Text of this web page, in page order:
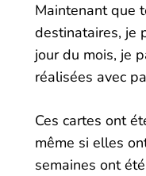
Maintenant que
destinataires, je
jour du mois, je
réalisées avec
Ces cartes ont
même si elles
semaines ont